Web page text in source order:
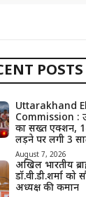
POSTS
Uttarakhand
Commission :
का सख्त एक्शन,
लड़ने पर लगी 3
August 7, 2026
अखिल भारतीय
डॉ.वी.डी.शर्मा को
अध्यक्ष की कमान